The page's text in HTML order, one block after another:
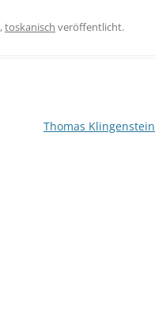
,toskanisch veröffentlicht.
Thomas Klingenstein